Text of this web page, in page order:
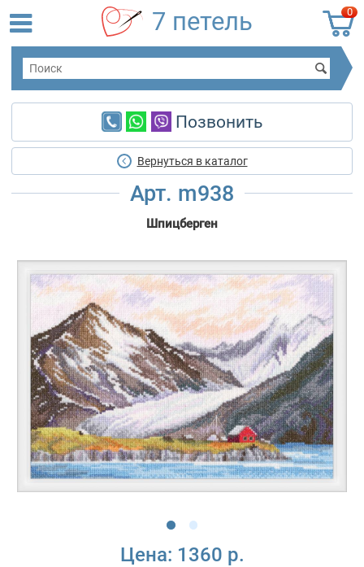
0
7 петель
Позвонить
Вернуться в каталог
Арт. m938
Шпицберген
Цена: 1360 р.